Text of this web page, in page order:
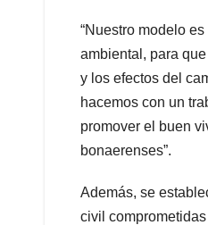
“Nuestro modelo
ambiental, para
y los efectos del
hacemos con un
promover el buen
bonaerenses”.
Además, se
civil